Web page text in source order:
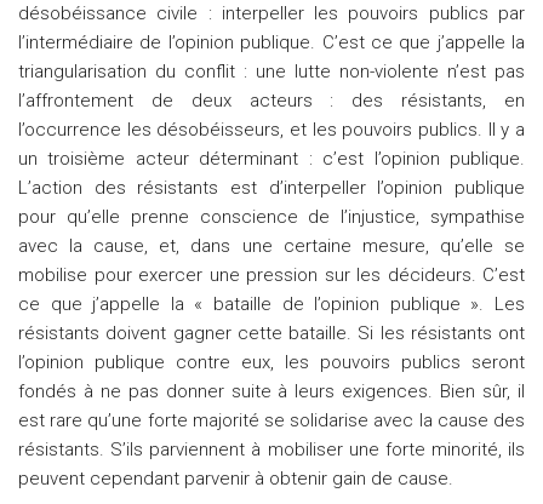
désobéissance civile : interpeller les pouvoirs publics par
l’intermédiaire de l’opinion publique. C’est ce que j’appelle la
triangularisation du conflit : une lutte non-violente n’est pas
l’affrontement de deux acteurs : des résistants, en
l’occurrence les désobéisseurs, et les pouvoirs publics. Il y a
un troisième acteur déterminant : c’est l’opinion publique.
L’action des résistants est d’interpeller l’opinion publique
pour qu’elle prenne conscience de l’injustice, sympathise
avec la cause, et, dans une certaine mesure, qu’elle se
mobilise pour exercer une pression sur les décideurs. C’est
ce que j’appelle la « bataille de l’opinion publique ». Les
résistants doivent gagner cette bataille. Si les résistants ont
l’opinion publique contre eux, les pouvoirs publics seront
fondés à ne pas donner suite à leurs exigences. Bien sûr, il
est rare qu’une forte majorité se solidarise avec la cause des
résistants. S’ils parviennent à mobiliser une forte minorité, ils
peuvent cependant parvenir à obtenir gain de cause.